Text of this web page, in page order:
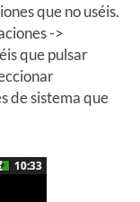
que no uséis.
->
que pulsar
de sistema que